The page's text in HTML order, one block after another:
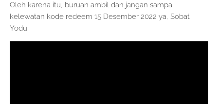
Oleh karena itu, buruan ambil dan jangan sampai
kelewatan kode redeem 15 Desember 2022 ya, Sobat
Yodu;